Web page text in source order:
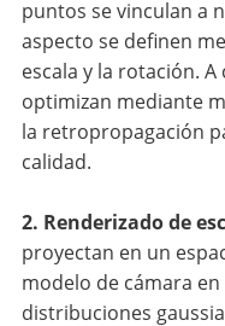
puntos se vinculan a
aspecto se definen
escala y la rotación.
optimizan mediante
la retropropagación
calidad.
2. Renderizado de
proyectan en un
modelo de cámara
distribuciones